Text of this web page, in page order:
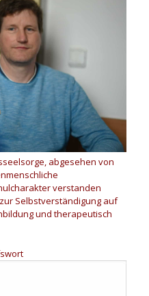
abgesehen von
verstanden
Selbstverständigung auf
und therapeutisch